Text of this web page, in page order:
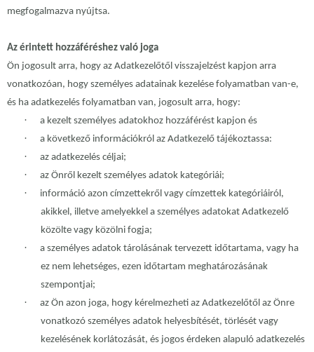
megfogalmazva nyújtsa.
Az érintett hozzáféréshez való joga
Ön jogosult arra, hogy az Adatkezelőtől visszajelzést kapjon arra
vonatkozóan, hogy személyes adatainak kezelése folyamatban van-e,
és ha adatkezelés folyamatban van, jogosult arra, hogy:
· a kezelt személyes adatokhoz hozzáférést kapjon és
· a következő információkról az Adatkezelő tájékoztassa:
· az adatkezelés céljai;
· az Önről kezelt személyes adatok kategóriái;
·
információ azon címzettekről vagy címzettek kategóriáiról,
akikkel, illetve amelyekkel a személyes adatokat Adatkezelő
közölte vagy közölni fogja;
·
a személyes adatok tárolásának tervezett időtartama, vagy ha
ez nem lehetséges, ezen időtartam meghatározásának
szempontjai;
·
az Ön azon joga, hogy kérelmezheti az Adatkezelőtől az Önre
vonatkozó személyes adatok helyesbítését, törlését vagy
kezelésének korlátozását, és jogos érdeken alapuló adatkezelés